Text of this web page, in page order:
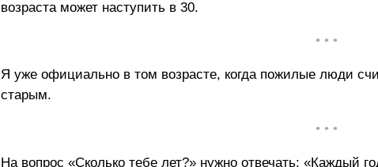
возраста может наступить в 30.
• • •
Я уже официально в том возрасте, когда пожилые люди
старым.
• • •
На вопрос «Сколько тебе лет?» нужно отвечать: «Каждый